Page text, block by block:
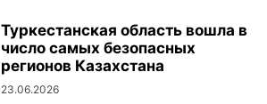
Туркестанская область вошла в
число самых безопасных
регионов Казахстана
23.06.2026